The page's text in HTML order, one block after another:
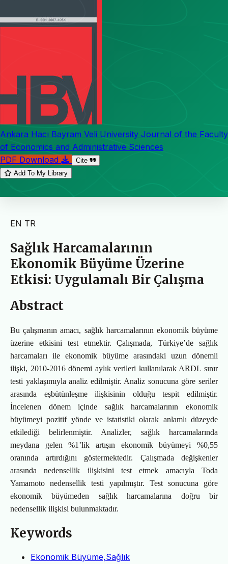
Ankara Hacı Bayram Veli University Journal of the Faculty
of Economics and Administrative Sciences
PDF Download
Cite
Add To My Library
EN TR
Sağlık Harcamalarının
Ekonomik Büyüme Üzerine
Etkisi: Uygulamalı Bir Çalışma
Abstract
Bu çalışmanın amacı, sağlık harcamalarının ekonomik büyüme
üzerine etkisini test etmektir. Çalışmada, Türkiye’de sağlık
harcamaları ile ekonomik büyüme arasındaki uzun dönemli
ilişki, 2010-2016 dönemi aylık verileri kullanılarak ARDL sınır
testi yaklaşımıyla analiz edilmiştir. Analiz sonucuna göre seriler
arasında eşbütünleşme ilişkisinin olduğu tespit edilmiştir.
İncelenen dönem içinde sağlık harcamalarının ekonomik
büyümeyi pozitif yönde ve istatistiki olarak anlamlı düzeyde
etkilediği belirlenmiştir. Analizler, sağlık harcamalarında
meydana gelen %1’lik artışın ekonomik büyümeyi %0,55
oranında artırdığını göstermektedir. Çalışmada değişkenler
arasında nedensellik ilişkisini test etmek amacıyla Toda
Yamamoto nedensellik testi yapılmıştır. Test sonucuna göre
ekonomik büyümeden sağlık harcamalarına doğru bir
nedensellik ilişkisi bulunmaktadır.
Keywords
Ekonomik Büyüme,Sağlık